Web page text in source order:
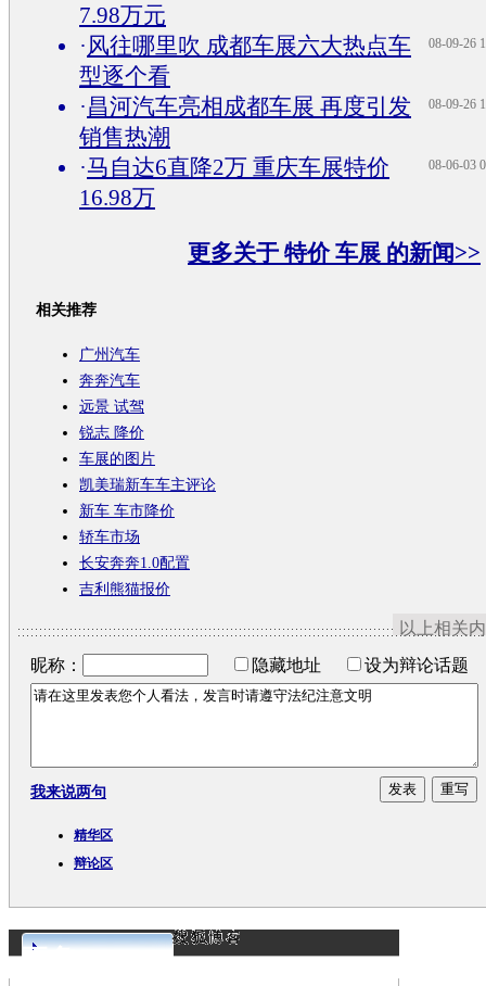
7.98万元
08-09-26
· 风往哪里吹 成都车展六大热点车
型逐个看
08-09-26
·昌河汽车亮相成都车展 再度引发
销售热潮
08-06-03
·马自达6直降2万 重庆车展特价
16.98万
更多关于 特价 车展 的新闻>>
相关推荐
广州汽车
奔奔汽车
远景 试驾
锐志 降价
车展的图片
凯美瑞新车车主评论
新车 车市降价
轿车市场
长安奔奔1.0配置
吉利熊猫报价
以上相关
昵称：
隐藏地址 设为辩论话题
我来说两句
精华区
辩论区
更多>>